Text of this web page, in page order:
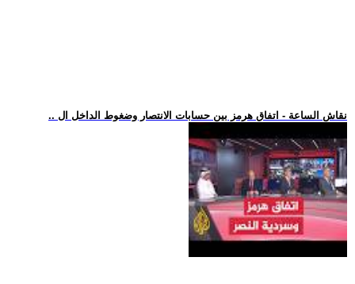
.. نقاش الساعة - اتفاق هرمز بين حسابات الانتصار وضغوط الداخل ال